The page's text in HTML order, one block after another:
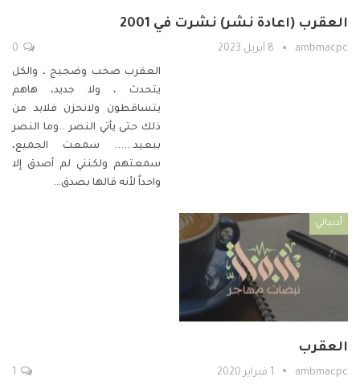
العقرب (اعادة نشر) نشرت في 2001
ambmacpc 8 أبريل 2023
العقرب صخب وضجيج ، والكل
يتحدث ، ولا جديد، هاهم
يتساقطون ولانحزن فلابد من
ذلك حتى يأتي النصر ..وما النصر
ببعيد...... سمعت الجميع،
سمعتهم ولكنني لم أصدق إلا
واحداً لأنه قالها بصدق…
أدبياتي
العقرب
ambmacpc 1 فبراير 2020